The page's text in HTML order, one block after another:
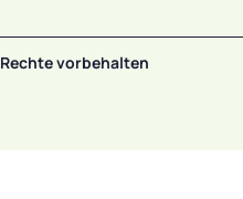
vorbehalten